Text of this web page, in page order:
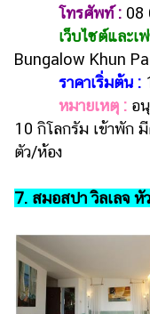
โทรศัพท์ : 08
เว็บไซต์และเ
Bungalow Khun Pa
ราคาเริ่มต้น :
หมายเหตุ : อ
10 กิโลกรัม เข้าพัก
ตัว/ห้อง
7. สมอสปา วิลเลจ หั